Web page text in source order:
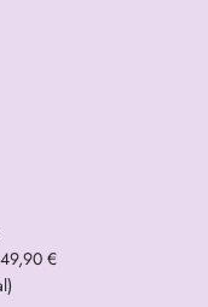
€